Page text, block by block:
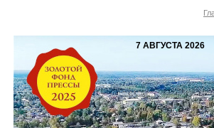
7 АВГУСТА 2026